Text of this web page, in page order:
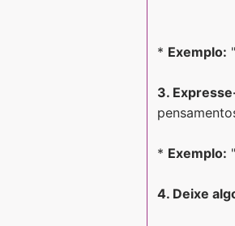
* Exemplo:
3.
* Exemplo:
4. Deixe